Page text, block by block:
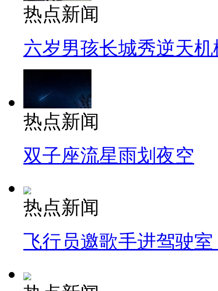
热点新闻
六岁男孩长城秀逆天机
热点新闻
双子座流星雨划夜空
热点新闻
飞行员邀歌手进驾驶